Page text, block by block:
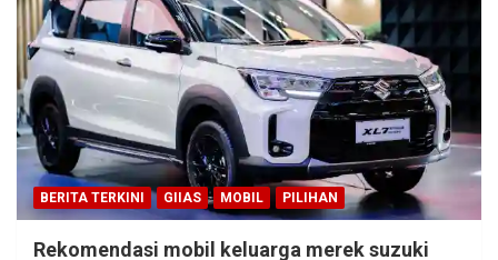
BERITA TERKINI GIIAS MOBIL PILIHAN
Rekomendasi mobil keluarga merek suzuki